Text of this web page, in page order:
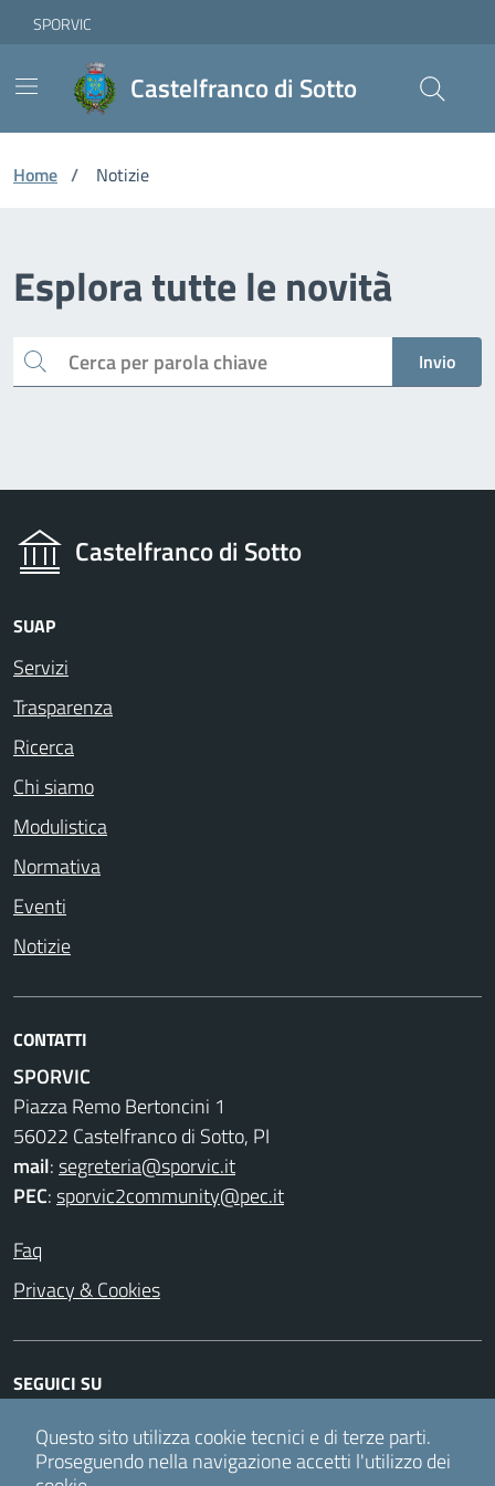
Skip to Main Content
Vai ai contenuti
Vai al footer
SPORVIC
Castelfranco di Sotto
Home / Notizie
Esplora tutte le novità
Cerca Invio
Castelfranco di Sotto
SUAP
Servizi
Trasparenza
Ricerca
Chi siamo
Modulistica
Normativa
Eventi
Notizie
CONTATTI
SPORVIC
Piazza Remo Bertoncini 1
56022 Castelfranco di Sotto, PI
mail:segreteria@sporvic.it
PEC:sporvic2community@pec.it
Faq
Privacy & Cookies
SEGUICI SU
FacebookInstagramTwitter Youtube
Questo sito utilizza cookie tecnici e di terze parti.
Proseguendo nella navigazione accetti l'utilizzo dei